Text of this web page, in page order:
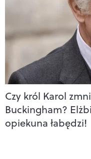
Czy król Karol
Buckingham?
opiekuna łabędzi!